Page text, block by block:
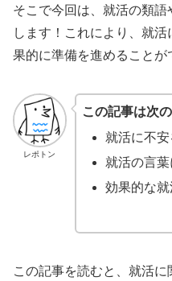
そこで今回は、就活の類
します！これにより、就
果的に準備を進めることが
レポトン
この記事は次
就活に不
就活の言
効果的な
この記事を読むと、就活